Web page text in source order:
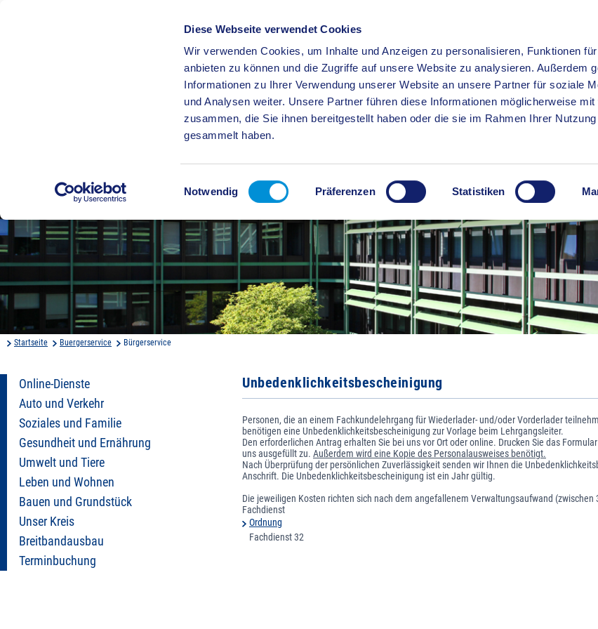
Diese Webseite verwendet Cookies
Wir verwenden Cookies, um Inhalte und Anzeigen zu personalisieren, Funktionen
anbieten zu können und die Zugriffe auf unsere Website zu analysieren. Außerdem
Informationen zu Ihrer Verwendung unserer Website an unsere Partner für soziale
und Analysen weiter. Unsere Partner führen diese Informationen möglicherweise
zusammen, die Sie ihnen bereitgestellt haben oder die sie im Rahmen Ihrer
gesammelt haben.
Einwilligungsauswahl
Notwendig Präferenzen Statistiken
BÜRGERSERVICE KREISHAUS WIRTSCHAFT
Startseite Buergerservice Bürgerservice
Online-Dienste
Auto und Verkehr
Soziales und Familie
Gesundheit und Ernährung
Umwelt und Tiere
Leben und Wohnen
Bauen und Grundstück
Unser Kreis
Breitbandausbau
Terminbuchung
Unbedenklichkeitsbescheinigung
Personen, die an einem Fachkundelehrgang für Wiederlader- und/oder Vorderlader
benötigen eine Unbedenklichkeitsbescheinigung zur Vorlage beim Lehrgangsleiter.
Den erforderlichen Antrag erhalten Sie bei uns vor Ort oder online. Drucken Sie das
uns ausgefüllt zu. Außerdem wird eine Kopie des Personalausweises benötigt.
Nach Überprüfung der persönlichen Zuverlässigkeit senden wir Ihnen die
Anschrift. Die Unbedenklichkeitsbescheinigung ist ein Jahr gültig.
Die jeweiligen Kosten richten sich nach dem angefallenem Verwaltungsaufwand (zwischen
Fachdienst
Ordnung
Fachdienst 32